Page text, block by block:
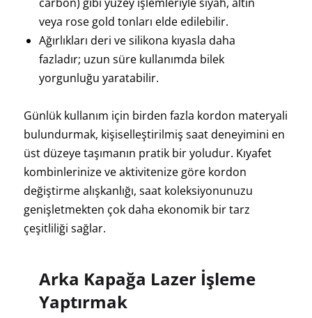
veya rose gold tonları elde edilebilir.
Ağırlıkları deri ve silikona kıyasla daha
fazladır; uzun süre kullanımda bilek
yorgunluğu yaratabilir.
Günlük kullanım için birden fazla kordon materyali
bulundurmak, kişiselleştirilmiş saat deneyimini en
üst düzeye taşımanın pratik bir yoludur. Kıyafet
kombinlerinize ve aktivitenize göre kordon
değiştirme alışkanlığı, saat koleksiyonunuzu
genişletmekten çok daha ekonomik bir tarz
çeşitliliği sağlar.
Arka Kapağa Lazer İşleme
Yaptırmak